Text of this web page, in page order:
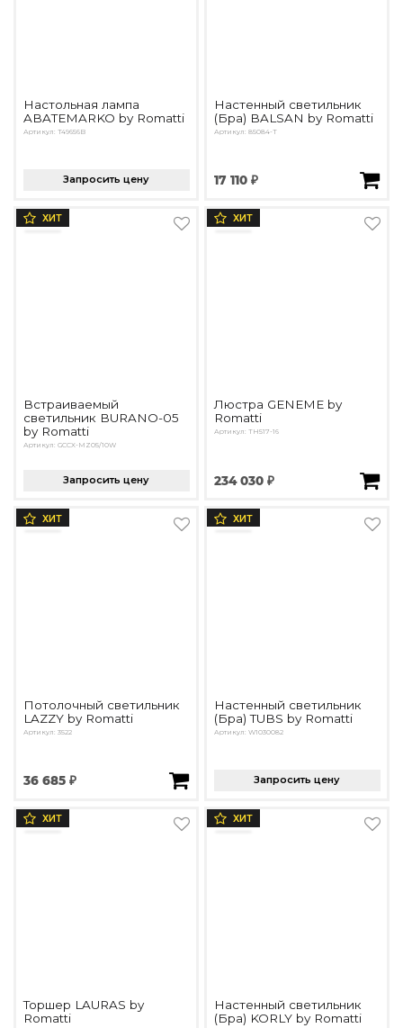
Настольная лампа
ABATEMARKO by Romatti
Артикул: T49656B
Запросить цену
Настенный светильник
(Бра) BALSAN by Romatti
Артикул: 85084-T
17 110 ₽
ХИТ
Встраиваемый
светильник BURANO-05
by Romatti
Артикул: GCCX-MZ05/10W
Запросить цену
ХИТ
Люстра GENEME by
Romatti
Артикул: TH517-16
234 030 ₽
ХИТ
Потолочный светильник
LAZZY by Romatti
Артикул: 3522
36 685 ₽
ХИТ
Настенный светильник
(Бра) TUBS by Romatti
Артикул: W1030082
Запросить цену
ХИТ
Торшер LAURAS by
Romatti
ХИТ
Настенный светильник
(Бра) KORLY by Romatti